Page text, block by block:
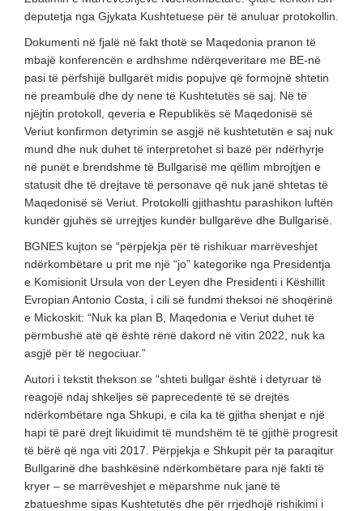
deputetja nga Gjykata Kushtetuese për të anuluar protokollin.
Dokumenti në fjalë në fakt thotë se Maqedonia pranon të
mbajë konferencën e ardhshme ndërqeveritare me BE-në
pasi të përfshijë bullgarët midis popujve që formojnë shtetin
në preambulë dhe dy nene të Kushtetutës së saj. Në të
njëjtin protokoll, qeveria e Republikës së Maqedonisë së
Veriut konfirmon detyrimin se asgjë në kushtetutën e saj nuk
mund dhe nuk duhet të interpretohet si bazë për ndërhyrje
në punët e brendshme të Bullgarisë me qëllim mbrojtjen e
statusit dhe të drejtave të personave që nuk janë shtetas të
Maqedonisë së Veriut. Protokolli gjithashtu parashikon luftën
kundër gjuhës së urrejtjes kundër bullgarëve dhe Bullgarisë.
BGNES kujton se “përpjekja për të rishikuar marrëveshjet
ndërkombëtare u prit me një “jo” kategorike nga Presidentja
e Komisionit Ursula von der Leyen dhe Presidenti i Këshillit
Evropian Antonio Costa, i cili së fundmi theksoi në shoqërinë
e Mickoskit: “Nuk ka plan B, Maqedonia e Veriut duhet të
përmbushë atë që është rënë dakord në vitin 2022, nuk ka
asgjë për të negociuar.”
Autori i tekstit thekson se “shteti bullgar është i detyruar të
reagojë ndaj shkeljes së paprecedentë të së drejtës
ndërkombëtare nga Shkupi, e cila ka të gjitha shenjat e një
hapi të parë drejt likuidimit të mundshëm të të gjithë progresit
të bërë që nga viti 2017. Përpjekja e Shkupit për ta paraqitur
Bullgarinë dhe bashkësinë ndërkombëtare para një fakti të
kryer – se marrëveshjet e mëparshme nuk janë të
zbatueshme sipas Kushtetutës dhe për rrjedhojë rishikimi i